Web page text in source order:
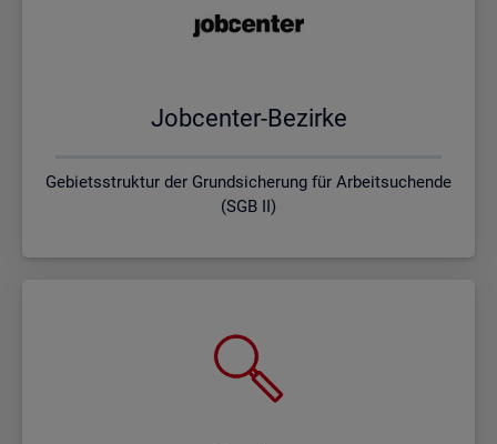
Job­cen­ter-Be­zir­ke
Gebietsstruktur der Grundsicherung für Arbeitsuchende
(SGB II)